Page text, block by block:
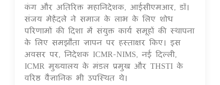
कंग और अतिरिक्त महानिदेशक, आईसीएमआर, डॉ।
संजय मेहेंदले ने समाज के लाभ के लिए शोध
परिणामों की दिशा में संयुक्त कार्य समूहों की स्थापना
के लिए समझौता ज्ञापन पर हस्ताक्षर किए। इस
अवसर पर, निदेशक ICMR-NIMS, नई दिल्ली,
ICMR मुख्यालय के मंडल प्रमुख और THSTI के
वरिष्ठ वैज्ञानिक भी उपस्थित थे।